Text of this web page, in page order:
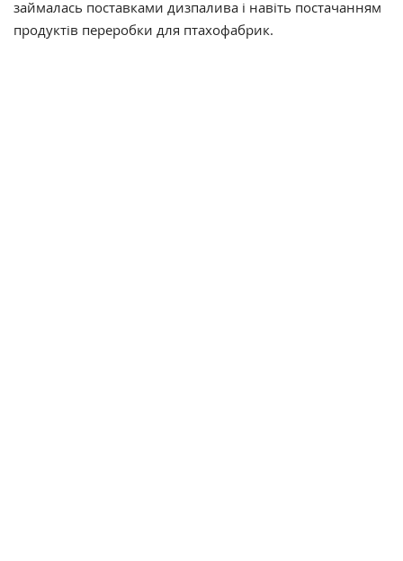
займалась поставками дизпалива і навіть постачанням
продуктів переробки для птахофабрик.